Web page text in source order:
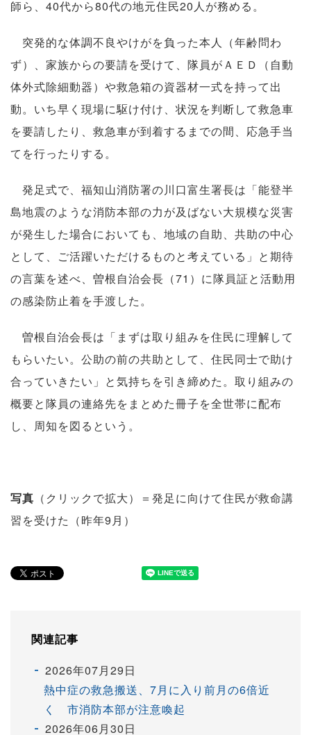
師ら、40代から80代の地元住民20人が務める。
突発的な体調不良やけがを負った本人（年齢問わ
ず）、家族からの要請を受けて、隊員がＡＥＤ（自動
体外式除細動器）や救急箱の資器材一式を持って出
動。いち早く現場に駆け付け、状況を判断して救急車
を要請したり、救急車が到着するまでの間、応急手当
てを行ったりする。
発足式で、福知山消防署の川口富生署長は「能登半
島地震のような消防本部の力が及ばない大規模な災害
が発生した場合においても、地域の自助、共助の中心
として、ご活躍いただけるものと考えている」と期待
の言葉を述べ、曽根自治会長（71）に隊員証と活動用
の感染防止着を手渡した。
曽根自治会長は「まずは取り組みを住民に理解して
もらいたい。公助の前の共助として、住民同士で助け
合っていきたい」と気持ちを引き締めた。取り組みの
概要と隊員の連絡先をまとめた冊子を全世帯に配布
し、周知を図るという。
写真 （クリックで拡大）＝発足に向けて住民が救命講
習を受けた（昨年9月）
関連記事
2026年07月29日
熱中症の救急搬送、7月に入り前月の6倍近
く 市消防本部が注意喚起
2026年06月30日